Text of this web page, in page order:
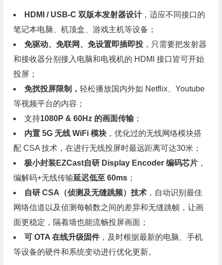
HDMI / USB-C 双版本发射器设计，适应不同接口的
笔记本电脑、机顶盒、游戏主机等设备；
免驱动、免联网、免设置即插即投，只需要把发射器
和接收器分别接入电脑和电视机的 HDMI 接口皆可开始
投屏；
免扰投屏限制， 轻松播放国内外如 Netflix、 Youtube
等视频平台的内容；
支持1080P & 60Hz 的画面传输；
内置 5G 无线 WiFi 模块，优化过的无线网络模块搭
配 CSA 技术，在进行无线投屏时最远距离可达30米；
极小封装EZCast自研 Display Encoder 编码芯片，
编解码+无线传输延迟低至 60ms；
自研 CSA（侦测及无缝跳频）技术，自动识别最佳
网络信道以及侦测每帧数之间的差异和无缝跳帧，让画
面更稳定，隔着墙也能流畅投屏画面；
可 OTA 在线升级固件，及时根据最新的电脑、手机
等设备的硬件和系统变动进行优化更新。